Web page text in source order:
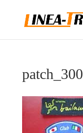
patch_300